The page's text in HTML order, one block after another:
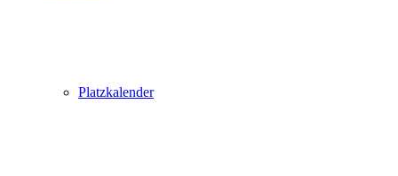
Platzkalender